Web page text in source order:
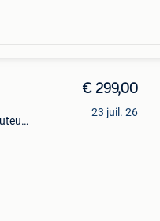
€ 299,00
23 juil. 26